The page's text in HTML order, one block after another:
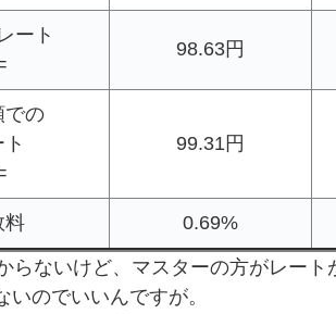
ート
98.63円
での
99.31円
料 0.69%
らないけど、マスターの方がレート
いのでいいんですが。